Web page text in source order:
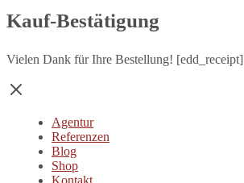
Kauf-Bestätigung
Vielen Dank für Ihre Bestellung! [edd_receipt]
Agentur
Referenzen
Blog
Shop
Kontakt